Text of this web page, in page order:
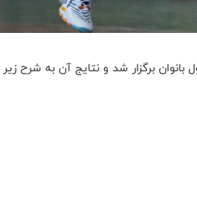
برگزار شد و نتایج آن به شرح زیر